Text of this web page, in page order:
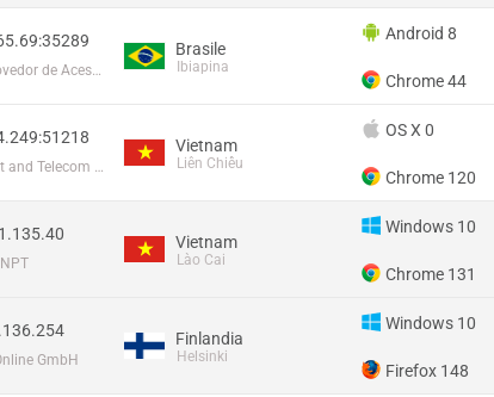
Strike Net Provedor de Acesso a Internet
Brasile
Ibiapina
Android 8
Chrome 44
VietNam Post and Telecom Corporation
Vietnam
Liên Chiểu
OS X 0
Chrome 120
Vietnam
Lào Cai
Windows 10
Chrome 131
GmbH
Finlandia
Helsinki
Windows 10
Firefox 148